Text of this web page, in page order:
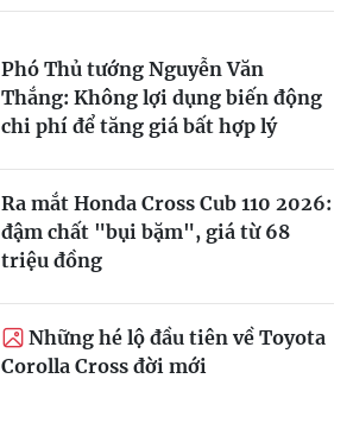
Phó Thủ tướng Nguyễn Văn
Thắng: Không lợi dụng biến động
chi phí để tăng giá bất hợp lý
Ra mắt Honda Cross Cub 110 2026:
đậm chất "bụi bặm", giá từ 68
triệu đồng
Những hé lộ đầu tiên về Toyota
Corolla Cross đời mới